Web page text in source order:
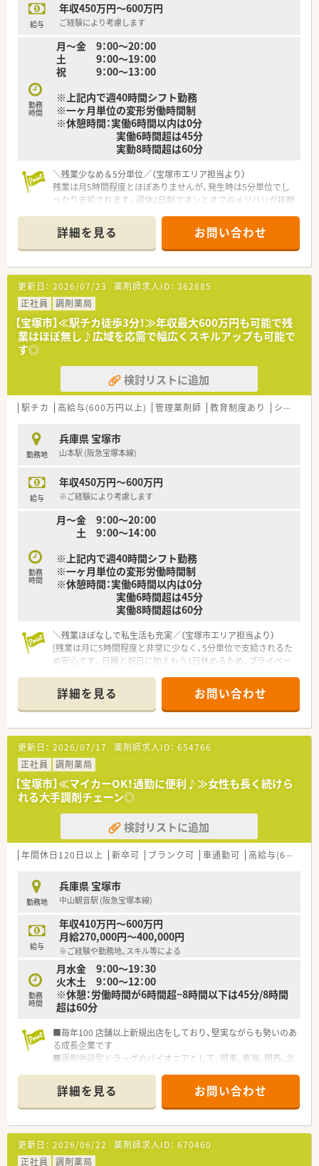
給与
年収450万円～600万円
ご経験により考慮します
勤務
時間
月～金 9：00～20：00
土 9：00～19：00
祝 9：00～13：00
※上記内で週40時間シフト勤務
※一ヶ月単位の変形労働時間制
※休憩時間：実働6時間以内は0分
実働6時間超は45分
実動8時間超は60分
＼残業少なめ＆5分単位／（宝塚市エリア担当より）
残業は月5時間程度とほぼありませんが、発生時は5分単位でし
っかり支給されます。週休2日制でオンとオフのメリハリが抜群
＊------------------------------------------＊
【店舗情報と応需状況について】
■阪急宝塚本線の中山観音駅から徒歩1分という驚きの駅チカ立
地にあり、悪天候の日でも毎日の通勤が非常に快適な店舗です。
■主に耳鼻咽喉科を専門的に応需しており、広域の処方箋も含め
て1日あたり約100枚のボリュームを扱っている調剤薬局です。
■外来調剤だけにとどまらず地域の在宅医療にも積極的に取り
組んでおり、電子薬歴にはファーミーを導入して効率化していま
す。
■1997年に創業された歴史のある会社であり、兵庫県内を中心
に調剤薬局を計3店舗展開している安定した法人です。
■独自のマネジメント研修プログラムを構築しているほか、将来
的な独立を応援する独立開業サポートがあるのが大きな特徴で
■最新のWEB発注システムであるe-MEGの導入をはじめ、業務
効率化や在庫ロス削減に向けた設備投資に積極的な企業です。
■耳鼻科専門の処方箋や広域処方箋に対応し、正確な調剤業務や
安全な調剤のためのダブルチェックによる監査業務を行いま
■来局された患者様に対して薬の正しい服用方法を説明し、不安
や疑問に優しく寄り添うきめ細やかな服薬指導を担当します。
問に関わる一連の調剤・薬歴管理業務にも携わっていただきま
す。
【やりがい/おすすめポイント】
■耳鼻科の処方箋を1日約100枚と豊富に経験できるため、専門
■毎月の勉強会で外部の関連企業とも深く関わることができ、薬
剤師としての視野やネットワークが大きく広がる環境です。
■残業は月5時間程度と非常に少なく週休2日制のため、心身と
もにゆとりを持ちながら長く勤務を続けられるのが魅力です。
詳細を見る お問い合わせ
更新日： 2026/07/23 薬剤師求人ID： 362885
正社員
調剤薬局
【宝塚市】≪駅チカ徒歩3分！≫年収最大600万円も可能で残
業はほぼ無し♪広域を応需で幅広くスキルアップも可能で
す◎
検討リストに追加
駅チカ 高給与(600万円以上) 管理薬剤師 教育制度あり シフト制
勤務地
兵庫県 宝塚市
山本駅 (阪急宝塚本線)
給与
年収450万円～600万円
※ご経験により考慮します
勤務
時間
月～金 9：00～20：00
土 9：00～14：00
※上記内で週40時間シフト勤務
※一ヶ月単位の変形労働時間制
※休憩時間：実働6時間以内は0分
実働6時間超は45分
実働8時間超は60分
＼残業ほぼなしで私生活も充実／（宝塚市エリア担当より）
[残業は月に5時間程度と非常に少なく、5分単位で支給されるた
め安心です。日曜と祝日に加えもう1日休めるため、プライベー
＊------------------------------------------＊
【店舗情報と応需状況について】
■阪急宝塚本線の山本駅から徒歩3分ほどの場所に位置しており
毎日の通勤が非常にスムーズな調剤薬局です。
■広域の科目の処方箋を1日あたり60枚から70枚ほど応需して
おり様々な処方に触れられる環境です。
■薬局内は常時2名の薬剤師が勤務する体制を整えているため一
人に業務の負担が集中せず安心できます。
【法人特徴について】
■1997年に創業した歴史ある会社であり地域に密着した調剤薬
局を3店舗展開している安定した法人です。
■将来的に自分の店舗を持ちたい方を応援する独立開業サポー
トの制度が大きな特徴として用意されています。
開局に向けた支援体制がしっかりと整っています。
【勤務実態について】
■残業は月に5時間ほどと非常に少なくなっており仕事とプライ
ベートのメリハリをつけて気持ちよく働けます。
■万が一残業が発生した際にも5分単位で手当が全額支給される
仕組みが整っているため安心して勤務できます。
■お休みは日曜日と祝日に加えてもう1日が休みとなるシフト制
を採用しており週休2日の確保が可能です。
【こんな方にオススメ】
を有効に使いながらスマートに働きたい方におすすめです。
■最新の医薬品情報や経営のノウハウを学びながら薬剤師とし
て自らの市場価値を高めていきたい方に最適です。
■残業がほとんどない職場でプライベートの時間や家族との生
活を第一に考えながら正社員として働きたい方にぴったりで
す。
詳細を見る お問い合わせ
更新日： 2026/07/17 薬剤師求人ID： 654766
正社員
調剤薬局
【宝塚市】≪マイカーOK！通勤に便利♪≫女性も長く続けら
れる大手調剤チェーン◎
検討リストに追加
年間休日120日以上 新卒可 ブランク可 車通勤可 高給与(600万円以上)
勤務地
兵庫県 宝塚市
中山観音駅 (阪急宝塚本線)
給与
年収410万円～600万円
月給270,000円～400,000円
※ご経験や勤務地、スキル等による
勤務
時間
月水金 9：00～19：30
火木土 9：00～12：00
※休憩：労働時間が6時間超~8時間以下は45分/8時間
超は60分
■毎年100 店舗以上新規出店をしており、堅実ながらも勢いのあ
る成長企業です
■調剤併設型ドラッグのパイオニアとして、関東、東海、関西、北
■研修制度は様々なプランがあり、集合研修だけでなく任意で受
講可能な研修も幅広く用意されています
■店舗で活躍する従業員、社外で活躍する従業員、将来経営幹部
となる従業員など、薬剤師として様々な活躍ができるフィールド
を用意されています
■総合薬剤師・調剤薬剤師（土日休み・19時までの勤務）どちらか
の働き方を選択できます
詳細を見る お問い合わせ
更新日： 2026/06/22 薬剤師求人ID： 670460
正社員
調剤薬局